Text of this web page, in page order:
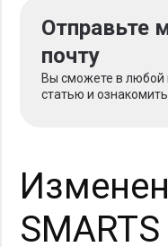
Отправьте
почту
Вы сможете в любой
статью и